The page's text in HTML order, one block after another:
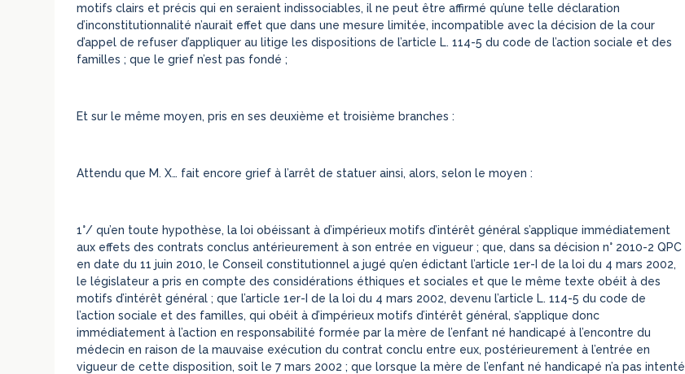
motifs clairs et précis qui en seraient indissociables, il ne peut être affirmé qu’une telle déclaration
d’inconstitutionnalité n’aurait effet que dans une mesure limitée, incompatible avec la décision de la cour
d’appel de refuser d’appliquer au litige les dispositions de l’article L. 114-5 du code de l’action sociale et des
familles ; que le grief n’est pas fondé ;
Et sur le même moyen, pris en ses deuxième et troisième branches :
Attendu que M. X… fait encore grief à l’arrêt de statuer ainsi, alors, selon le moyen :
1°/ qu’en toute hypothèse, la loi obéissant à d’impérieux motifs d’intérêt général s’applique immédiatement
aux effets des contrats conclus antérieurement à son entrée en vigueur ; que, dans sa décision n° 2010-2 QPC
en date du 11 juin 2010, le Conseil constitutionnel a jugé qu’en édictant l’article 1er-I de la loi du 4 mars 2002,
le législateur a pris en compte des considérations éthiques et sociales et que le même texte obéit à des
motifs d’intérêt général ; que l’article 1er-I de la loi du 4 mars 2002, devenu l’article L. 114-5 du code de
l’action sociale et des familles, qui obéit à d’impérieux motifs d’intérêt général, s’applique donc
immédiatement à l’action en responsabilité formée par la mère de l’enfant né handicapé à l’encontre du
médecin en raison de la mauvaise exécution du contrat conclu entre eux, postérieurement à l’entrée en
vigueur de cette disposition, soit le 7 mars 2002 ; que lorsque la mère de l’enfant né handicapé n’a pas intenté